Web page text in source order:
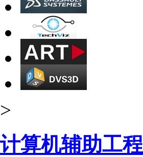
>
计算机辅助工程